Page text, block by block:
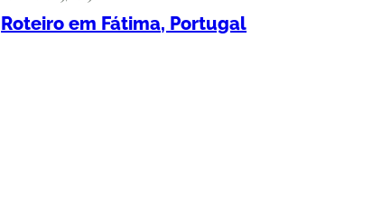
Roteiro em Fátima, Portugal